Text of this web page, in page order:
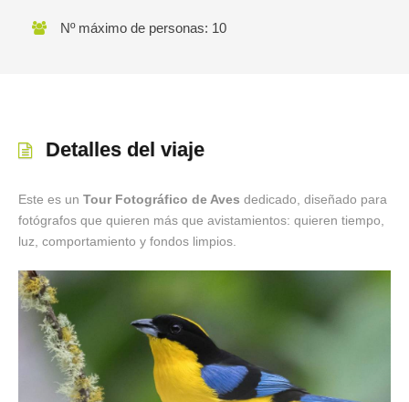
Nº máximo de personas: 10
Detalles del viaje
Este es un Tour Fotográfico de Aves dedicado, diseñado para
fotógrafos que quieren más que avistamientos: quieren tiempo,
luz, comportamiento y fondos limpios.